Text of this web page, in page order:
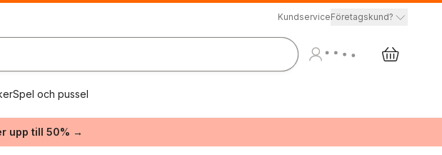
KundserviceFöretagskund?
Spel och pussel
upp till 50% →